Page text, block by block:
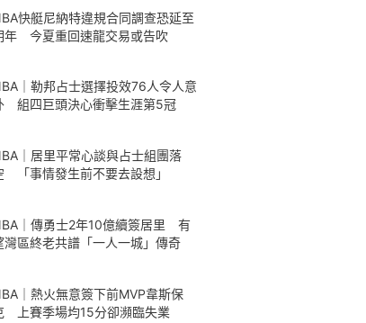
快艇尼納特違規合同調查恐延至
年 今夏重回速龍交易或告吹
｜勒邦占士選擇投效76人令人意
組四巨頭決心衝擊生涯第5冠
｜居里平常心談與占士組團落
「事情發生前不要去設想」
｜傳勇士2年10億續簽居里 有
灣區終老共譜「一人一城」傳奇
｜熱火無意簽下前MVP韋斯保
上賽季場均15分卻瀕臨失業